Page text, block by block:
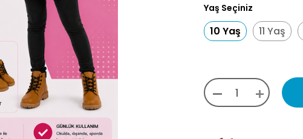
Yaş Seçiniz
10 Yaş 11 Yaş